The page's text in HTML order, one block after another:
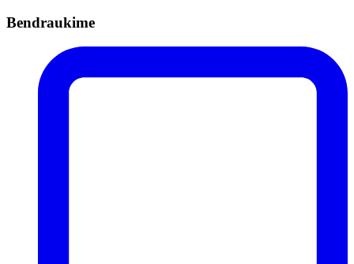
Bendraukime